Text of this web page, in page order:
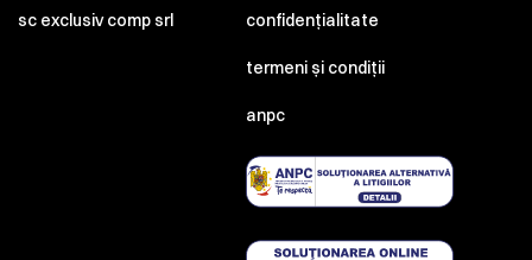
sc exclusiv comp srl confidențialitate
termeni și condiții
anpc